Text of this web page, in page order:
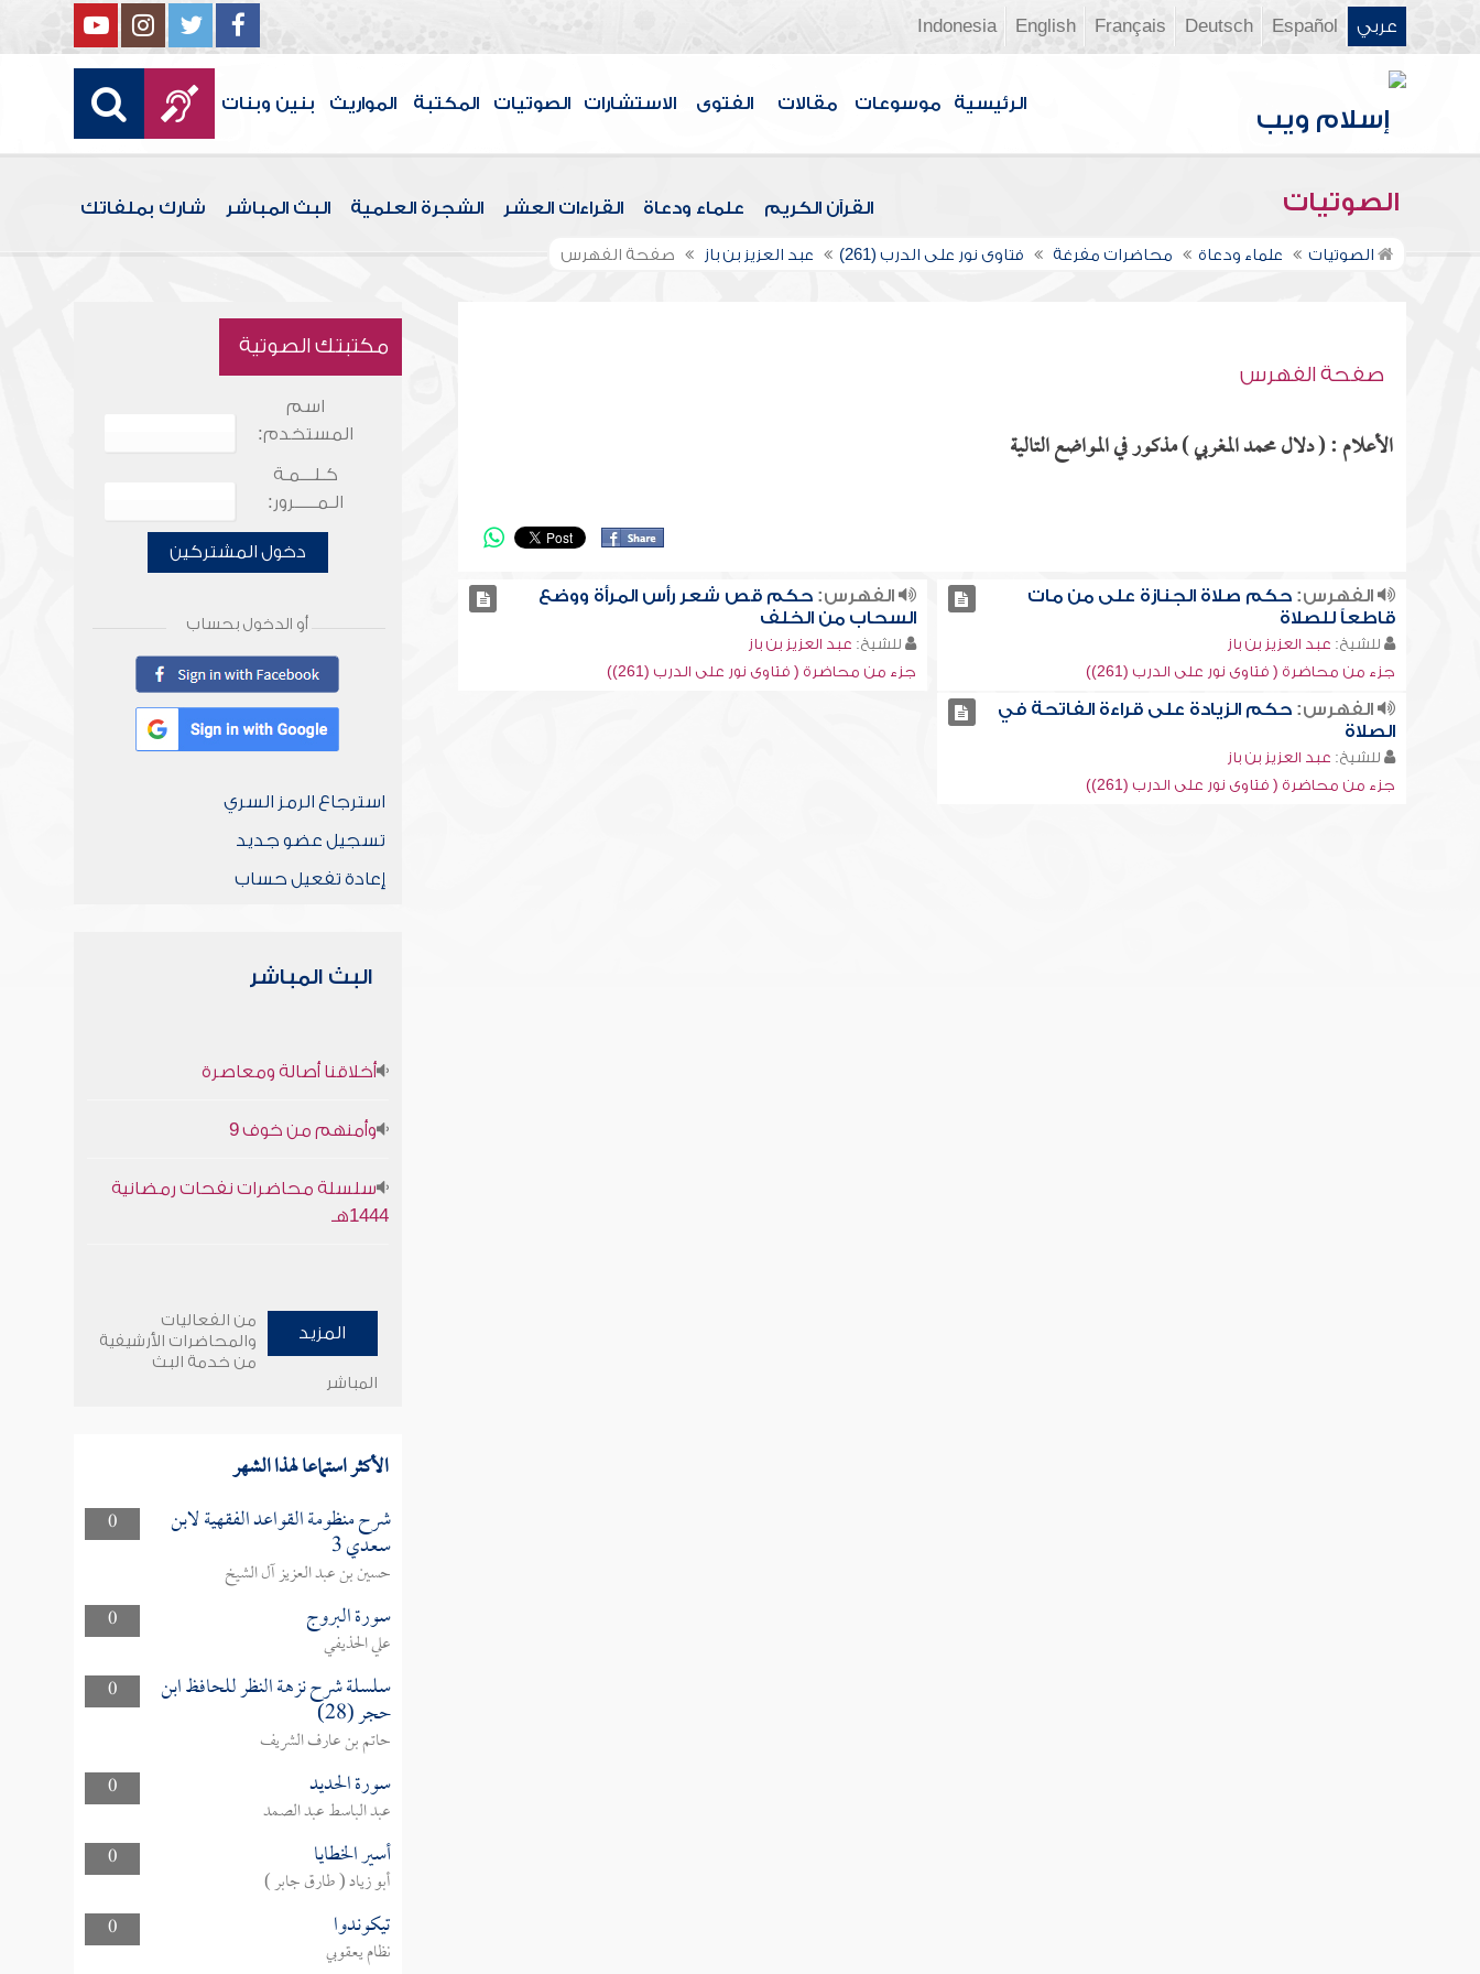
عربي Español
Deutsch
Français
English
Indonesia
الرئيسية موسوعات مقالات الفتوى الاستشارات الصوتيات المكتبة المواريث بنين وبنات
الصوتيات القرآن الكريم علماء ودعاة القراءات العشر الشجرة العلمية البث المباشر شارك بملفاتك
الصوتيات علماء ودعاة محاضرات مفرغة فتاوى نور على الدرب (261) عبد العزيز بن باز صفحة الفهرس
صفحة الفهرس
الأعلام : ( دلال محمد المغربي ) مذكور في المواضع التالية
الفهرس:حكم صلاة الجنازة على من مات
قاطعاً للصلاة
للشيخ: عبد العزيز بن باز
جزء من محاضرة ( فتاوى نور على الدرب (261))
الفهرس: حكم قص شعر رأس المرأة ووضع
السحاب من الخلف
للشيخ: عبد العزيز بن باز
جزء من محاضرة ( فتاوى نور على الدرب (261))
الفهرس:حكم الزيادة على قراءة الفاتحة في
الصلاة
للشيخ: عبد العزيز بن باز
جزء من محاضرة ( فتاوى نور على الدرب (261))
مكتبتك الصوتية
اسم
المستخدم:
كـلـــمـة
الـمـــــرور:
دخول المشتركين
أو الدخول بحساب
استرجاع الرمز السري
تسجيل عضو جديد
إعادة تفعيل حساب
البث المباشر
أخلاقنا أصالة ومعاصرة
وأمنهم من خوف 9
سلسلة محاضرات نفحات رمضانية
1444هـ
المزيد
من الفعاليات
والمحاضرات الأرشيفية
من خدمة البث
المباشر
الأكثر استماعا لهذا الشهر
0 شرح منظومة القواعد الفقهية لابن
سعدي 3
حسين بن عبد العزيز آل الشيخ
0
سورة البروج
علي الحذيفي
0
سلسلة شرح نزهة النظر للحافظ ابن
حجر (28)
حاتم بن عارف الشريف
0
سورة الحديد
عبد الباسط عبد الصمد
0
أسير الخطايا
أبو زياد ( طارق جابر )
0
تيكوندوا
نظام يعقوبي